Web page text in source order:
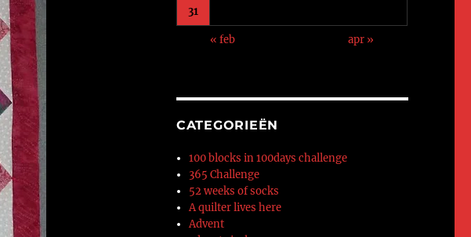
31
« feb apr »
CATEGORIEËN
100 blocks in 100days challenge
365 Challenge
52 weeks of socks
A quilter lives here
Advent